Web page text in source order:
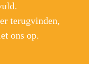
terugvinden,
ons op.